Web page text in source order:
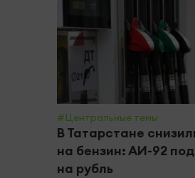
#Центральные темы
В Татарстане
на бензин: АИ-92
на рубль